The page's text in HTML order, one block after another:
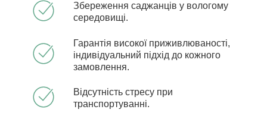
Збереження саджанців у вологому
середовищі.
Гарантія високої приживлюваності,
індивідуальний підхід до кожного
замовлення.
Відсутність стресу при
транспортуванні.